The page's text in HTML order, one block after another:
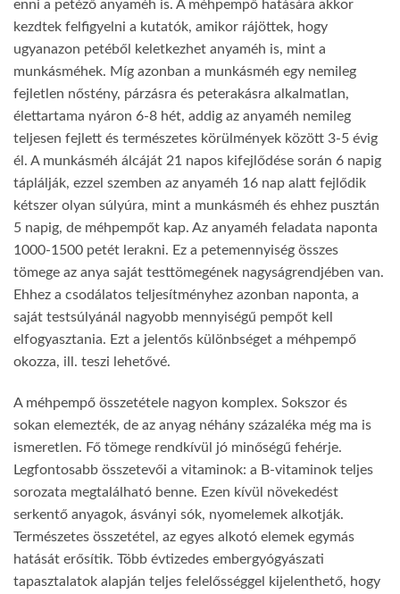
enni a petéző anyaméh is. A méhpempő hatására akkor
kezdtek felfigyelni a kutatók, amikor rájöttek, hogy
ugyanazon petéből keletkezhet anyaméh is, mint a
munkásméhek. Míg azonban a munkásméh egy nemileg
fejletlen nőstény, párzásra és peterakásra alkalmatlan,
élettartama nyáron 6-8 hét, addig az anyaméh nemileg
teljesen fejlett és természetes körülmények között 3-5 évig
él. A munkásméh álcáját 21 napos kifejlődése során 6 napig
táplálják, ezzel szemben az anyaméh 16 nap alatt fejlődik
kétszer olyan súlyúra, mint a munkásméh és ehhez pusztán
5 napig, de méhpempőt kap. Az anyaméh feladata naponta
1000-1500 petét lerakni. Ez a petemennyiség összes
tömege az anya saját testtömegének nagyságrendjében van.
Ehhez a csodálatos teljesítményhez azonban naponta, a
saját testsúlyánál nagyobb mennyiségű pempőt kell
elfogyasztania. Ezt a jelentős különbséget a méhpempő
okozza, ill. teszi lehetővé.
A méhpempő összetétele nagyon komplex. Sokszor és
sokan elemezték, de az anyag néhány százaléka még ma is
ismeretlen. Fő tömege rendkívül jó minőségű fehérje.
Legfontosabb összetevői a vitaminok: a B-vitaminok teljes
sorozata megtalálható benne. Ezen kívül növekedést
serkentő anyagok, ásványi sók, nyomelemek alkotják.
Természetes összetétel, az egyes alkotó elemek egymás
hatását erősítik. Több évtizedes embergyógyászati
tapasztalatok alapján teljes felelősséggel kijelenthető, hogy